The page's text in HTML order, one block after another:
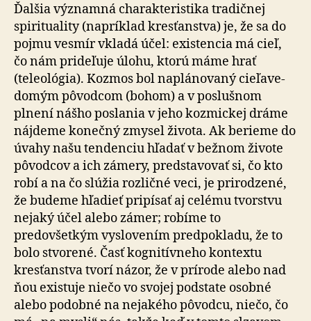
Ďalšia významná charakteristika tradičnej
spirituality (napríklad kresťanstva) je, že sa do
pojmu vesmír vkladá účel: existencia má cieľ,
čo nám prideľuje úlohu, ktorú máme hrať
(teleológia). Kozmos bol naplánovaný cie­ľa­ve­
do­mým pôvodcom (bohom) a v poslušnom
plnení nášho poslania v jeho kozmickej dráme
nájdeme ko­neč­ný zmy­sel ži­vo­ta. Ak berieme do
úvahy našu tendenciu hľadať v bežnom živote
pôvodcov a ich zámery, predstavovať si, čo kto
robí a na čo slúžia rozličné veci, je prirodzené,
že bu­de­me hľadieť pripísať aj celému tvorstvu
nejaký účel ale­bo zámer; robíme to
predovšetkým vyslovením pred­po­kla­du, že to
bolo stvorené. Časť kognitívneho kontextu
kresťanstva tvorí názor, že v prírode alebo nad
ňou exis­tu­je niečo vo svojej podstate osobné
alebo podobné na nejakého pôvodcu, niečo, čo